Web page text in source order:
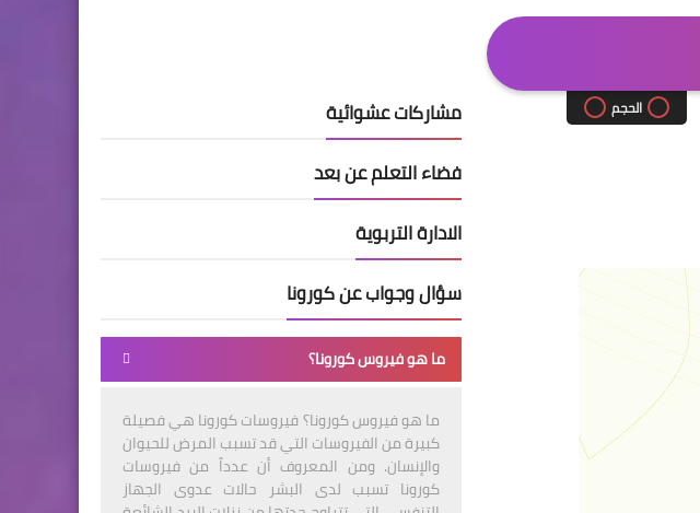
الحجم
مشاركات عشوائية
فضاء التعلم عن بعد
الادارة التربوية
سؤال وجواب عن كورونا
ما هو فيروس كورونا؟
ما هو فيروس كورونا؟ فيروسات كورونا هي فصيلة
كبيرة من الفيروسات التي قد تسبب المرض للحيوان
والإنسان. ومن المعروف أن عدداً من فيروسات
كورونا تسبب لدى البشر حالات عدوى الجهاز